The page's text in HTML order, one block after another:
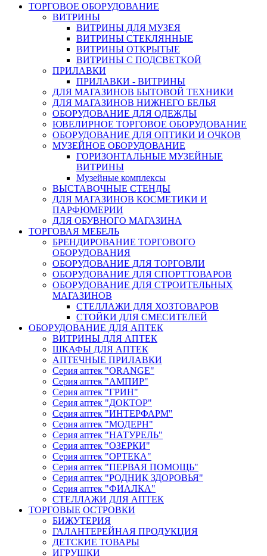
ТОРГОВОЕ ОБОРУДОВАНИЕ
ВИТРИНЫ
ВИТРИНЫ ДЛЯ МУЗЕЯ
ВИТРИНЫ СТЕКЛЯННЫЕ
ВИТРИНЫ ОТКРЫТЫЕ
ВИТРИНЫ С ПОДСВЕТКОЙ
ПРИЛАВКИ
ПРИЛАВКИ - ВИТРИНЫ
ДЛЯ МАГАЗИНОВ БЫТОВОЙ ТЕХНИКИ
ДЛЯ МАГАЗИНОВ НИЖНЕГО БЕЛЬЯ
ОБОРУДОВАНИЕ ДЛЯ ОДЕЖДЫ
ЮВЕЛИРНОЕ ТОРГОВОЕ ОБОРУДОВАНИЕ
ОБОРУДОВАНИЕ ДЛЯ ОПТИКИ И ОЧКОВ
МУЗЕЙНОЕ ОБОРУДОВАНИЕ
ГОРИЗОНТАЛЬНЫЕ МУЗЕЙНЫЕ
ВИТРИНЫ
Музейные комплексы
ВЫСТАВОЧНЫЕ СТЕНДЫ
ДЛЯ МАГАЗИНОВ КОСМЕТИКИ И
ПАРФЮМЕРИИ
ДЛЯ ОБУВНОГО МАГАЗИНА
ТОРГОВАЯ МЕБЕЛЬ
БРЕНДИРОВАНИЕ ТОРГОВОГО
ОБОРУДОВАНИЯ
ОБОРУДОВАНИЕ ДЛЯ ТОРГОВЛИ
ОБОРУДОВАНИЕ ДЛЯ СПОРТТОВАРОВ
ОБОРУДОВАНИЕ ДЛЯ СТРОИТЕЛЬНЫХ
МАГАЗИНОВ
СТЕЛЛАЖИ ДЛЯ ХОЗТОВАРОВ
СТОЙКИ ДЛЯ СМЕСИТЕЛЕЙ
ОБОРУДОВАНИЕ ДЛЯ АПТЕК
ВИТРИНЫ ДЛЯ АПТЕК
ШКАФЫ ДЛЯ АПТЕК
АПТЕЧНЫЕ ПРИЛАВКИ
Серия аптек "ORANGE"
Серия аптек "АМПИР"
Серия аптек "ГРИН"
Серия аптек "ДОКТОР"
Серия аптек "ИНТЕРФАРМ"
Серия аптек "МОДЕРН"
Серия аптек "НАТУРЕЛЬ"
Серия аптек "ОЗЕРКИ"
Серия аптек "ОРТЕКА"
Серия аптек "ПЕРВАЯ ПОМОЩЬ"
Серия аптек "РОДНИК ЗДОРОВЬЯ"
Серия аптек "ФИАЛКА"
СТЕЛЛАЖИ ДЛЯ АПТЕК
ТОРГОВЫЕ ОСТРОВКИ
БИЖУТЕРИЯ
ГАЛАНТЕРЕЙНАЯ ПРОДУКЦИЯ
ДЕТСКИЕ ТОВАРЫ
ИГРУШКИ